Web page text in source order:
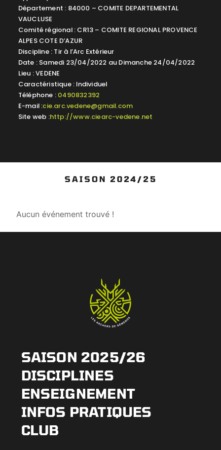
Département : 84000 – COMITE DEPARTEMENTAL
VAUCLUSE
Comité régional : CR13 – COMITE REGIONAL PROVENCE
ALPES COTE D’AZUR
Discipline : Tir à l’Arc Extérieur
Date : Samedi 23/04/2022 au Dimanche 24/04/2022
Lieu : VEDENE
Caractéristique : Individuel
Téléphone : 0490832392
E-mail :cie.arc.vedene@gmail.com
Site web :http://www.ciearc-vedene.net
SAISON 2024/25
Aucun événement trouvé !
SAISON 2025/26
DISCIPLINES
ENSEIGNEMENT
INFOS PRATIQUES
CLUB